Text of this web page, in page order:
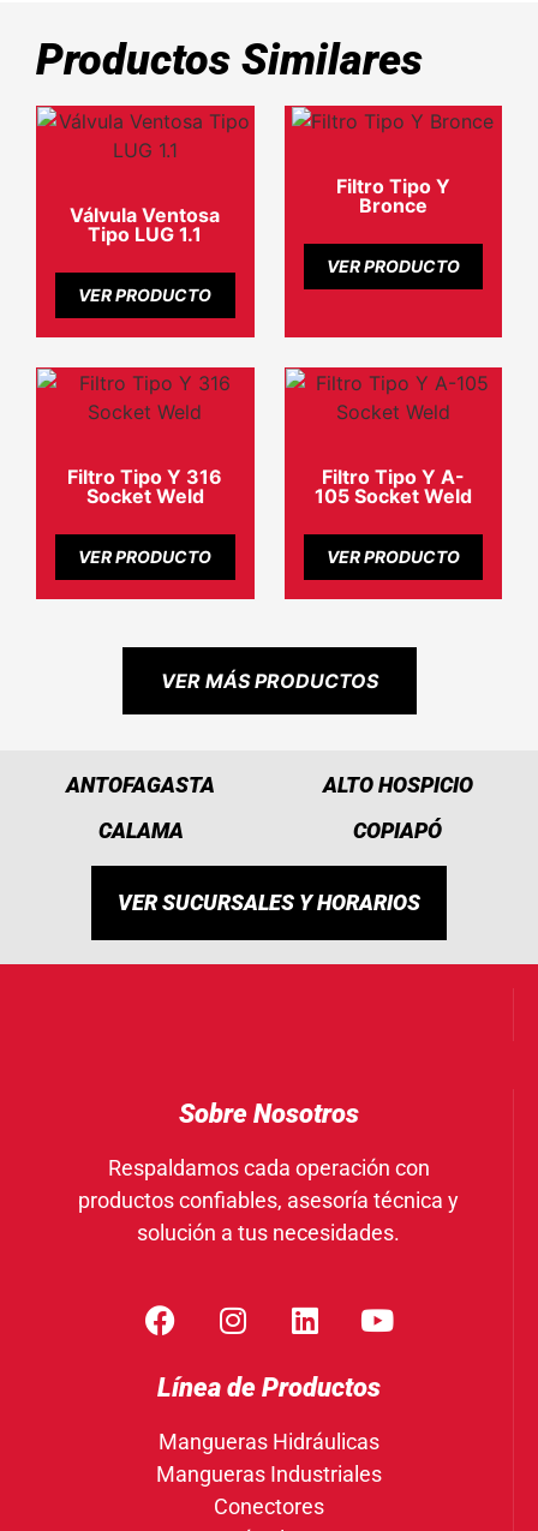
Productos Similares
Válvula Ventosa
Tipo LUG 1.1
VER PRODUCTO
Filtro Tipo Y
Bronce
VER PRODUCTO
Filtro Tipo Y 316
Socket Weld
VER PRODUCTO
Filtro Tipo Y A-
105 Socket Weld
VER PRODUCTO
VER MÁS PRODUCTOS
ANTOFAGASTA
ALTO HOSPICIO
CALAMA
COPIAPÓ
VER SUCURSALES Y HORARIOS
Sobre Nosotros
Respaldamos cada operación con
productos confiables, asesoría técnica y
solución a tus necesidades.
Línea de Productos
Mangueras Hidráulicas
Mangueras Industriales
Conectores